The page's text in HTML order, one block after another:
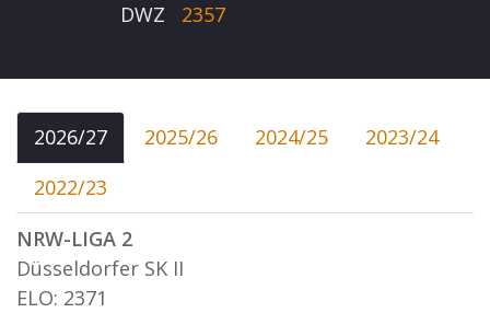
DWZ
2357
2026/27 2025/26 2024/25
2023/24
2022/23
NRW-LIGA 2
Düsseldorfer SK II
ELO: 2371